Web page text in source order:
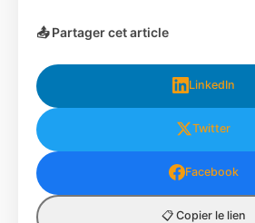
📤 Partager cet article
LinkedIn
Twitter
Facebook
📋 Copier le lien